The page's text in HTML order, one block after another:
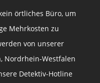
örtliches Büro, um
Mehrkosten zu
von unserer
Nordrhein-Westfalen
Detektiv-Hotline